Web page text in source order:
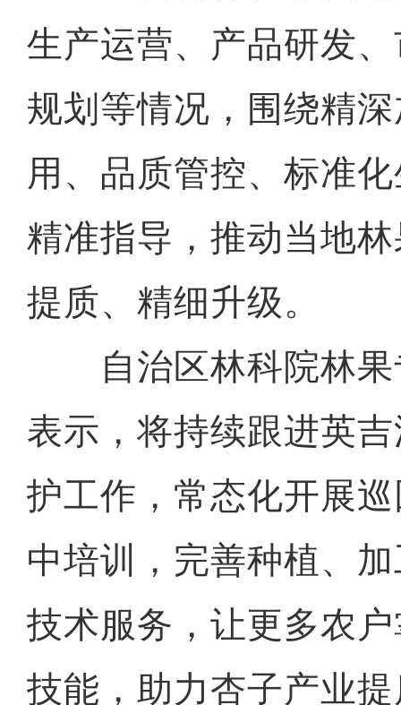
生产运营、产品研发
规划等情况，围绕精
用、品质管控、标准
精准指导，推动当地
提质、精细升级。
自治区林科院林果
表示，将持续跟进英
护工作，常态化开展
中培训，完善种植、
技术服务，让更多农
技能，助力杏子产业